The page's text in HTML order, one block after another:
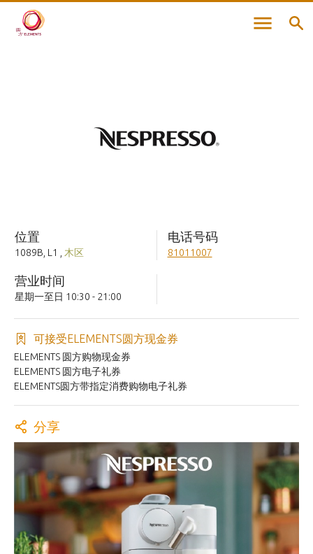
位置
1089B, L1 木区
电话号码
81011007
营业时间
星期一至日 10:30 - 21:00
可接受ELEMENTS圆方现金券
ELEMENTS 圆方购物现金券
ELEMENTS 圆方电子礼券
ELEMENTS圆方带指定消费购物电子礼券
分享